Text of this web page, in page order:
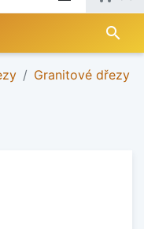
search
Granitové dřezy